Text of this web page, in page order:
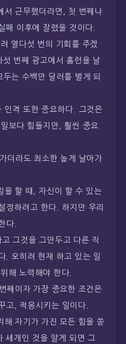
서 근무했더라면, 첫 번째나
패 이후에 잘렸을 것이다.
열다섯 번의 기회를 주겠
번째 광고에서 홈런을 날
는 수백만 달러를 벌게 되
인격 또한 중요하다. 그것은
보다 힘들지만, 훨씬 중요
더라도 최소한 높게 날아가
을 할 때, 자신이 할 수 있는
정하려고 한다. 하지만 우리
다.
그것을 그만두고 다른 직
. 오히려 현재 하고 있는 일
해 노력해야 한다.
째이자 가장 중요한 조건은
고, 적응시키는 일이다.
해 자기가 가진 모든 힘을 쏟
세개인 것을 알게 되면 그